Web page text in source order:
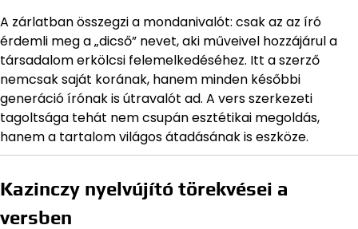
A zárlatban összegzi a mondanivalót: csak az az író
érdemli meg a „dicső” nevet, aki műveivel hozzájárul a
társadalom erkölcsi felemelkedéséhez. Itt a szerző
nemcsak saját korának, hanem minden későbbi
generáció írónak is útravalót ad. A vers szerkezeti
tagoltsága tehát nem csupán esztétikai megoldás,
hanem a tartalom világos átadásának is eszköze.
Kazinczy nyelvújító törekvései a
versben